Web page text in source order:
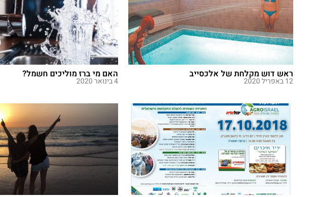
ראש דוש מקלחת של אלכסייב
12 באפריל 2020
האם מי ברז מוליכים חשמל?
4 בינואר 2020